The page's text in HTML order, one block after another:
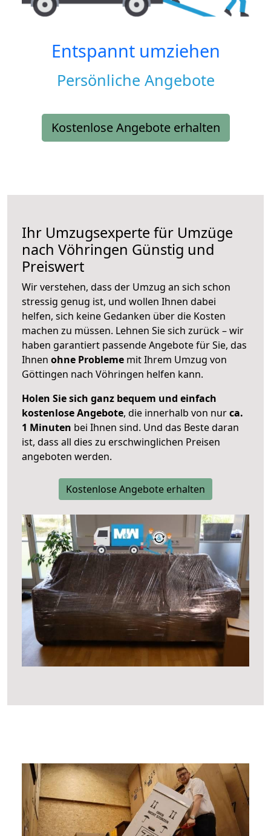
Entspannt umziehen
Persönliche Angebote
Kostenlose Angebote erhalten
Ihr Umzugsexperte für Umzüge
nach Vöhringen Günstig und
Preiswert
Wir verstehen, dass der Umzug an sich schon
stressig genug ist, und wollen Ihnen dabei
helfen, sich keine Gedanken über die Kosten
machen zu müssen. Lehnen Sie sich zurück – wir
haben garantiert passende Angebote für Sie, das
Ihnen ohne Probleme mit Ihrem Umzug von
Göttingen nach Vöhringen helfen kann.
Holen Sie sich ganz bequem und einfach
kostenlose Angebote, die innerhalb von nurca.
1 Minuten bei Ihnen sind. Und das Beste daran
ist, dass all dies zu erschwinglichen Preisen
angeboten werden.
Kostenlose Angebote erhalten